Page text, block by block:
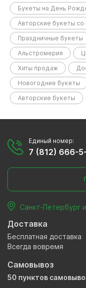
Букеты на День
Авторские букеты со
Праздничные букеты
Альстромерия
Хиты продаж
Новогодние букеты
Авторские букеты
Единый номер:
7 (812) 666-
Санкт-Петербург
Доставка
Бесплатная доставка
Всегда вовремя
Самовывоз
50 пунктов